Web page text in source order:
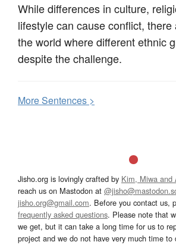
While differences in culture,
lifestyle can cause conflict,
the world where different ethnic
despite the challenge.
MoreSentences >
Jisho.org is lovingly crafted by Kim, Miwa and
reach us on Mastodon at
jisho.org@gmail.com. Before you contact us,
frequently asked questions. Please note that
we get, but it can take a long time for us to
project and we do not have very much time to